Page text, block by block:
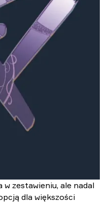
zestawieniu, ale nadal
dla większości